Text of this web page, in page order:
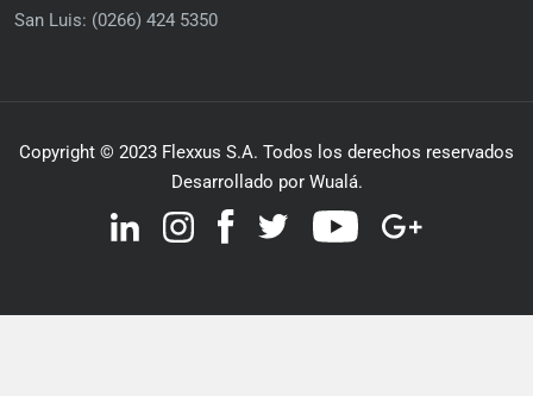
San Luis: (0266) 424 5350
Copyright © 2023 Flexxus S.A. Todos los derechos reservados
Desarrollado por Wualá.